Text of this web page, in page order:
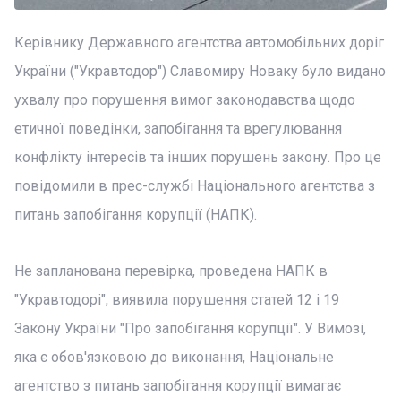
Керівнику Державного агентства автомобільних доріг
України ("Укравтодор") Славомиру Новаку було видано
ухвалу про порушення вимог законодавства щодо
етичної поведінки, запобігання та врегулювання
конфлікту інтересів та інших порушень закону. Про це
повідомили в прес-службі Національного агентства з
питань запобігання корупції (НАПК).
Не запланована перевірка, проведена НАПК в
"Укравтодорі", виявила порушення статей 12 і 19
Закону України "Про запобігання корупції". У Вимозі,
яка є обов'язковою до виконання, Національне
агентство з питань запобігання корупції вимагає